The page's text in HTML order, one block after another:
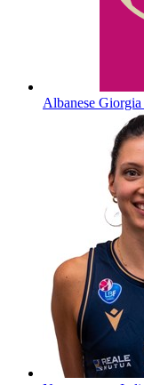
Albanese Giorgia